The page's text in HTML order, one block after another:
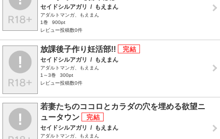
セイドシルアガリ / もえまん
アダルトマンガ、もえまん
1巻
900pt
レビュー投稿数0件
放課後子作り妊活部!!
セイドシルアガリ / もえまん
アダルトマンガ、もえまん
1～3巻
300pt
レビュー投稿数0件
若妻たちのココロとカラダの穴を埋める欲望ニ
ュータウン
セイドシルアガリ / もえまん
アダルトマンガ、もえまん